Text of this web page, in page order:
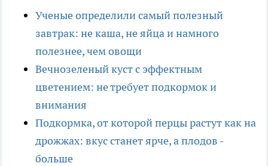
Ученые определили самый полезный
завтрак: не каша, не яйца и намного
полезнее, чем овощи
Вечнозеленый куст с эффектным
цветением: не требует подкормок и
внимания
Подкормка, от которой перцы растут как на
дрожжах: вкус станет ярче, а плодов -
больше